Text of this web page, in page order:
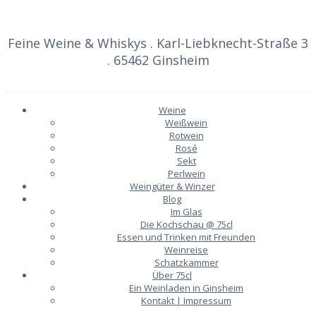
Feine Weine & Whiskys . Karl-Liebknecht-Straße 3
. 65462 Ginsheim
Weine
Weißwein
Rotwein
Rosé
Sekt
Perlwein
Weingüter & Winzer
Blog
Im Glas
Die Kochschau @ 75cl
Essen und Trinken mit Freunden
Weinreise
Schatzkammer
Über 75cl
Ein Weinladen in Ginsheim
Kontakt | Impressum